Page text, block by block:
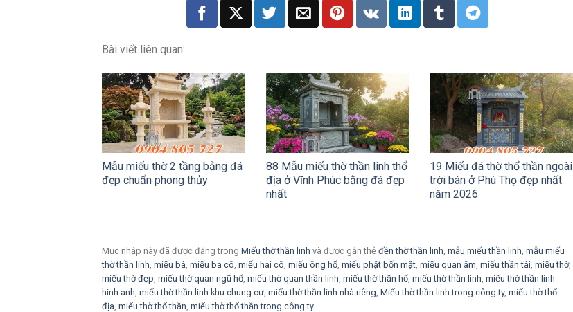
Bài viết liên quan:
Mẫu miếu thờ 2 tầng bằng đá
đẹp chuẩn phong thủy
88 Mẫu miếu thờ thần linh thổ
địa ở Vĩnh Phúc bằng đá đẹp
nhất
19 Miếu đá thờ thổ thần ngoài
trời bán ở Phú Thọ đẹp nhất
năm 2026
Mục nhập này đã được đăng trong Miếu thờ thần linh và được gắn thẻ đền thờ thần linh mẫu miếu thần linh mẫu miếu
thờ thần linh miếu bà miếu ba cô miếu hai cô miếu ông hổ miếu phật bốn mặt miếu quan âm miếu thần tài miếu thờ,
miếu thờ đẹp miếu thờ quan ngũ hổ miếu thờ quan thần linh miếu thờ thần hổ miếu thờ thần linh miếu thờ thần linh
hinh anh miếu thờ thần linh khu chung cư miếu thờ thần linh nhà riêng Miếu thờ thần linh trong công ty, miếu thờ thổ
địa miếu thờ thổ thần miếu thờ thổ thần trong công ty.